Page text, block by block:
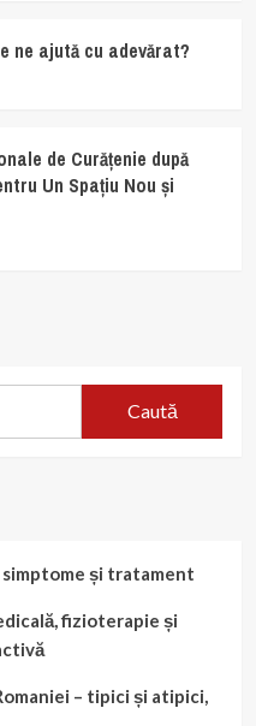
ne ajută cu adevărat?
de Curățenie după
Un Spațiu Nou și
Caută
și tratament
fizioterapie și
– tipici și atipici,